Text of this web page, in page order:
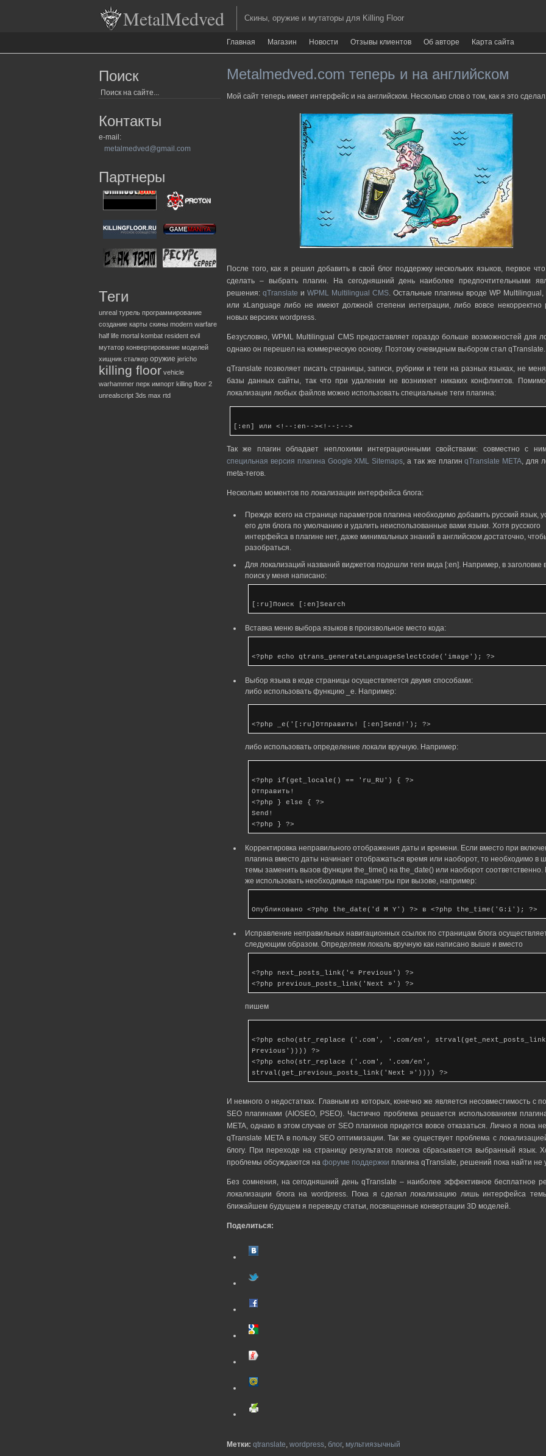
MetalMedved Скины, оружие и мутаторы для Killing Floor
Главная Магазин Новости Отзывы клиентов Об авторе Карта сайта
Поиск
Контакты
e-mail:
metalmedved@gmail.com
Партнеры
Теги
unreal турель программирование
создание карты скины modern warfare
half life mortal kombat resident evil
мутатор конвертирование моделей
хищник сталкер оружие jericho
killing floor vehicle
warhammer перк импорт killing floor 2
unrealscript 3ds max rtd
Metalmedved.com теперь и на английском
Мой сайт теперь имеет интерфейс и на английском. Несколько слов о том, как я это
После того, как я решил добавить в свой блог поддержку нескольких языков, первое
сделать – выбрать плагин. На сегодняшний день наиболее предпочтительными
решения: qTranslate и WPML Multilingual CMS. Остальные плагины вроде WP Multilingual,
или xLanguage либо не имеют должной степени интеграции, либо вовсе некорректно
новых версиях wordpress.
Безусловно, WPML Multilingual CMS предоставляет гораздо больше возможностей для
однако он перешел на коммерческую основу. Поэтому очевидным выбором стал qTranslate.
qTranslate позволяет писать страницы, записи, рубрики и теги на разных языках, не
базы данных сайты, так что при удалении не возникнет никаких конфликтов.
локализации любых файлов можно использовать специальные теги плагина:
[:en] или <!--:en--><!--:-->
Так же плагин обладает неплохими интеграционными свойствами: совместно с
специльная версия плагина Google XML Sitemaps, а так же плагинqTranslate META, для
meta-тегов.
Несколько моментов по локализации интерфейса блога:
Прежде всего на странице параметров плагина необходимо добавить русский язык,
его для блога по умолчанию и удалить неиспользованные вами языки. Хотя русского
интерфейса в плагине нет, даже минимальных знаний в английском достаточно,
разобраться.
Для локализаций названий виджетов подошли теги вида [:en]. Например, в заголовке
поиск у меня написано:
[:ru]Поиск [:en]Search
Вставка меню выбора языков в произвольное место кода:
<?php echo qtrans_generateLanguageSelectCode('image'); ?>
Выбор языка в коде страницы осуществляется двумя способами:
либо использовать функцию _e. Например:
<?php _e('[:ru]Отправить! [:en]Send!'); ?>
либо использовать определение локали вручную. Например:
<?php if(get_locale() == 'ru_RU') { ?>
Отправить!
<?php } else { ?>
Send!
<?php } ?>
Корректировка неправильного отображения даты и времени. Если вместо при
плагина вместо даты начинает отображаться время или наоборот, то необходимо в
темы заменить вызов функции the_time() на the_date() или наоборот соответственно.
же использовать необходимые параметры при вызове, например:
Опубликовано <?php the_date('d M Y') ?> в <?php the_time('G:i'); ?>
Исправление неправильных навигационных ссылок по страницам блога
следующим образом. Определяем локаль вручную как написано выше и вместо
<?php next_posts_link('« Previous') ?>
<?php previous_posts_link('Next »') ?>
пишем
<?php echo(str_replace ('.com', '.com/en',
Previous')))) ?>
<?php echo(str_replace ('.com', '.com/en',
strval(get_previous_posts_link('Next »')))) ?>
И немного о недостатках. Главным из которых, конечно же является несовместимость с
SEO плагинами (AIOSEO, PSEO). Частично проблема решается использованием
META, однако в этом случае от SEO плагинов придется вовсе отказаться. Лично я пока
qTranslate META в пользу SEO оптимизации. Так же существует проблема с
блогу. При переходе на страницу результатов поиска сбрасывается выбранный язык.
проблемы обсуждаются на форуме поддержки плагина qTranslate, решений пока найти не
Без сомнения, на сегодняшний день qTranslate – наиболее эффективное бесплатное
локализации блога на wordpress. Пока я сделал локализацию лишь интерфейса
ближайшем будущем я переведу статьи, посвященные конвертации 3D моделей.
Поделиться:
Метки: qtranslate, wordpress, блог, мультиязычный